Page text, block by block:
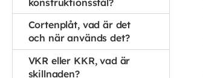
konstruktionsstål?
Cortenplåt, vad är det
och när används det?
VKR eller KKR, vad är
skillnaden?